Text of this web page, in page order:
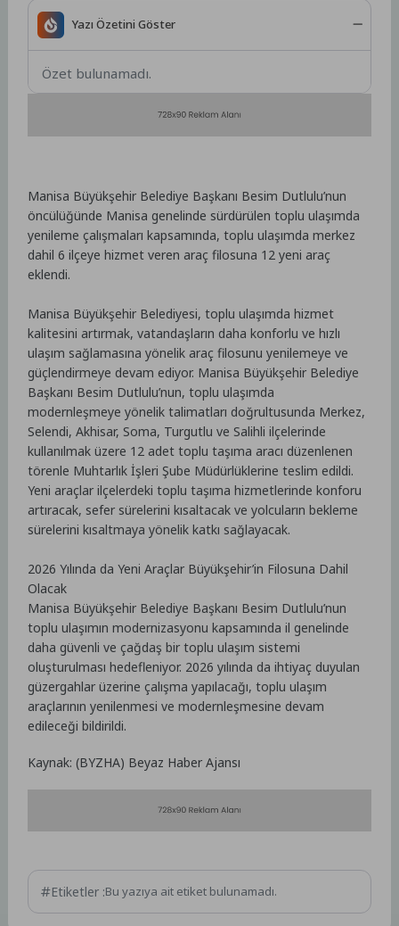
Yazı Özetini Göster
Özet bulunamadı.
Manisa Büyükşehir Belediye Başkanı Besim Dutlulu’nun
öncülüğünde Manisa genelinde sürdürülen toplu ulaşımda
yenileme çalışmaları kapsamında, toplu ulaşımda merkez
dahil 6 ilçeye hizmet veren araç filosuna 12 yeni araç
eklendi.
Manisa Büyükşehir Belediyesi, toplu ulaşımda hizmet
kalitesini artırmak, vatandaşların daha konforlu ve hızlı
ulaşım sağlamasına yönelik araç filosunu yenilemeye ve
güçlendirmeye devam ediyor. Manisa Büyükşehir Belediye
Başkanı Besim Dutlulu’nun, toplu ulaşımda
modernleşmeye yönelik talimatları doğrultusunda Merkez,
Selendi, Akhisar, Soma, Turgutlu ve Salihli ilçelerinde
kullanılmak üzere 12 adet toplu taşıma aracı düzenlenen
törenle Muhtarlık İşleri Şube Müdürlüklerine teslim edildi.
Yeni araçlar ilçelerdeki toplu taşıma hizmetlerinde konforu
artıracak, sefer sürelerini kısaltacak ve yolcuların bekleme
sürelerini kısaltmaya yönelik katkı sağlayacak.
2026 Yılında da Yeni Araçlar Büyükşehir’in Filosuna Dahil
Olacak
Manisa Büyükşehir Belediye Başkanı Besim Dutlulu’nun
toplu ulaşımın modernizasyonu kapsamında il genelinde
daha güvenli ve çağdaş bir toplu ulaşım sistemi
oluşturulması hedefleniyor. 2026 yılında da ihtiyaç duyulan
güzergahlar üzerine çalışma yapılacağı, toplu ulaşım
araçlarının yenilenmesi ve modernleşmesine devam
edileceği bildirildi.
Kaynak: (BYZHA) Beyaz Haber Ajansı
Etiketler :Bu yazıya ait etiket bulunamadı.